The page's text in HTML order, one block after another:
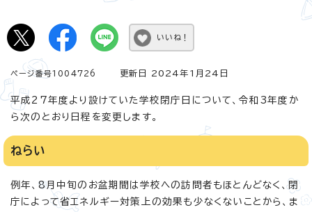
いいね！
ページ番号1004726 更新日 2024年1月24日
平成27年度より設けていた学校閉庁日について、令和3年度か
ら次のとおり日程を変更します。
ねらい
例年、8月中旬のお盆期間は学校への訪問者もほとんどなく、閉
庁によって省エネルギー対策上の効果も少なくないことから、ま